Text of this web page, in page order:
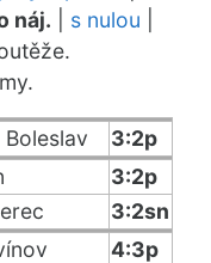
náj. s nulou
Boleslav
3:2p
3:2p
3:2sn
4:3p